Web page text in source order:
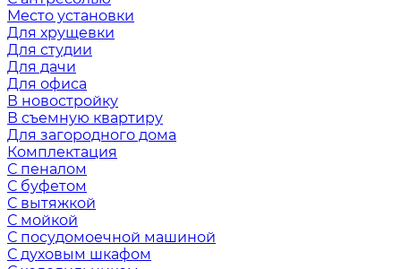
Место установки
Для хрущевки
Для студии
Для дачи
Для офиса
В новостройку
В съемную квартиру
Для загородного дома
Комплектация
С пеналом
С буфетом
С вытяжкой
С мойкой
С посудомоечной машиной
С духовым шкафом